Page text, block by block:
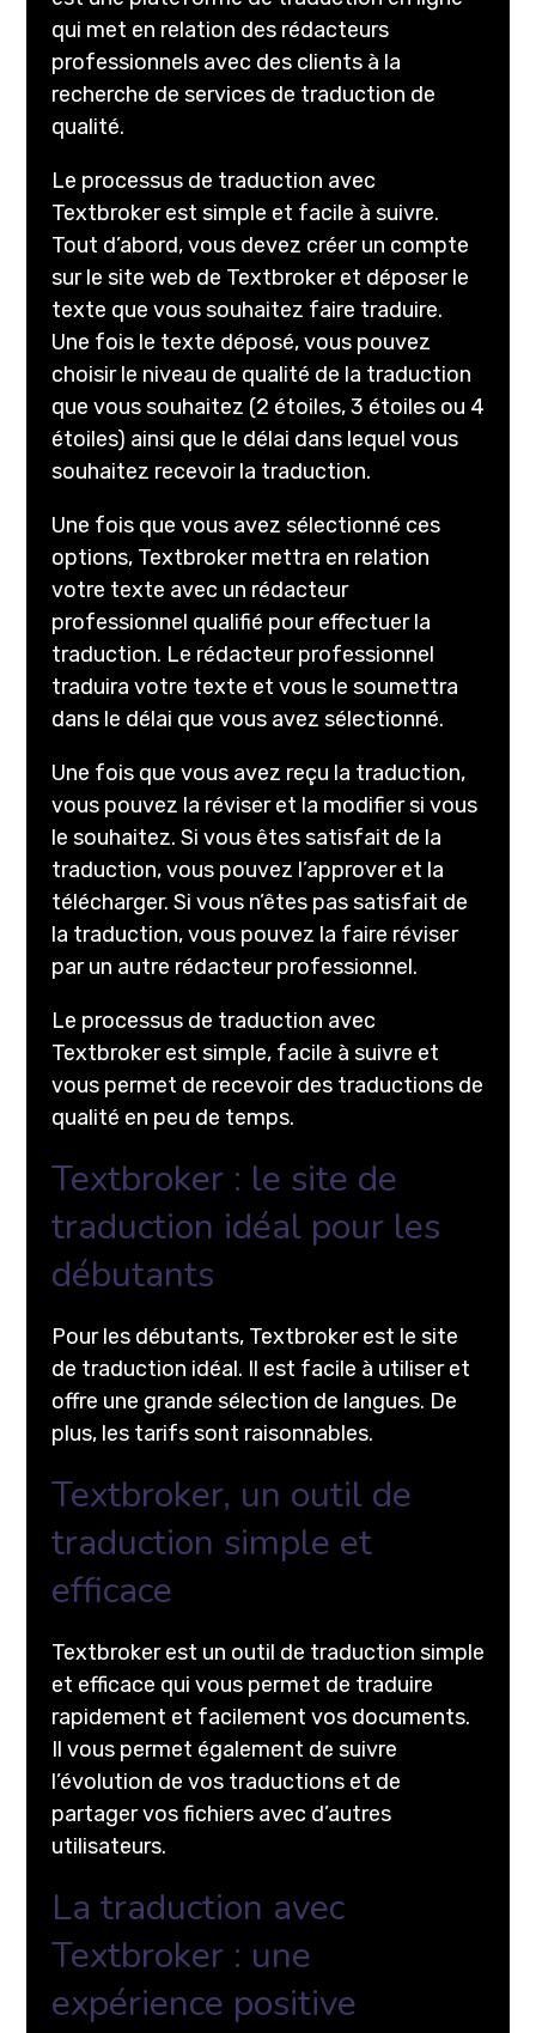
qui met en relation des rédacteurs
professionnels avec des clients à la
recherche de services de traduction de
qualité.
Le processus de traduction avec
Textbroker est simple et facile à suivre.
Tout d’abord, vous devez créer un compte
sur le site web de Textbroker et déposer le
texte que vous souhaitez faire traduire.
Une fois le texte déposé, vous pouvez
choisir le niveau de qualité de la traduction
que vous souhaitez (2 étoiles, 3 étoiles ou 4
étoiles) ainsi que le délai dans lequel vous
souhaitez recevoir la traduction.
Une fois que vous avez sélectionné ces
options, Textbroker mettra en relation
votre texte avec un rédacteur
professionnel qualifié pour effectuer la
traduction. Le rédacteur professionnel
traduira votre texte et vous le soumettra
dans le délai que vous avez sélectionné.
Une fois que vous avez reçu la traduction,
vous pouvez la réviser et la modifier si vous
le souhaitez. Si vous êtes satisfait de la
traduction, vous pouvez l’approver et la
télécharger. Si vous n’êtes pas satisfait de
la traduction, vous pouvez la faire réviser
par un autre rédacteur professionnel.
Le processus de traduction avec
Textbroker est simple, facile à suivre et
vous permet de recevoir des traductions de
qualité en peu de temps.
Textbroker : le site de
traduction idéal pour les
débutants
Pour les débutants, Textbroker est le site
de traduction idéal. Il est facile à utiliser et
offre une grande sélection de langues. De
plus, les tarifs sont raisonnables.
Textbroker, un outil de
traduction simple et
efficace
Textbroker est un outil de traduction simple
et efficace qui vous permet de traduire
rapidement et facilement vos documents.
Il vous permet également de suivre
l’évolution de vos traductions et de
partager vos fichiers avec d’autres
utilisateurs.
La traduction avec
Textbroker : une
expérience positive